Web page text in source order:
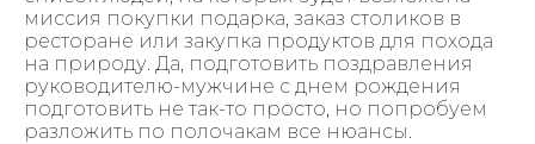
миссия покупки подарка, заказ столиков в
ресторане или закупка продуктов для похода
на природу. Да, подготовить поздравления
руководителю-мужчине с днем рождения
подготовить не так-то просто, но попробуем
разложить по полочакам все нюансы.